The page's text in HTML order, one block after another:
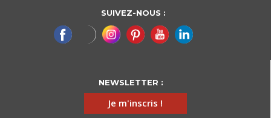
SUIVEZ-NOUS :
NEWSLETTER :
Je m'inscris !